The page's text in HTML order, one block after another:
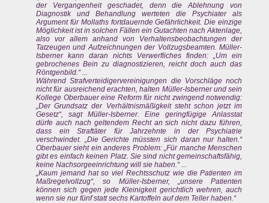
der Vergangenheit geschadet, denn die Ablehnung von
Diagnostik und Behandlung werteten die Psychiater als
Argument für Mollaths fortdauernde Gefährlichkeit. Die einzige
Möglichkeit ist in solchen Fällen ein Gutachten nach Aktenlage,
also vor allem anhand von Verhaltensbeobachtungen der
Tatzeugen und Aufzeichnungen der Vollzugsbeamten. Müller-
Isberner kann daran nichts Verwerfliches finden: „Um ein
gebrochenes Bein zu diagnostizieren, reicht doch auch das
Röntgenbild.“ ...
Während Strafverteidigervereinigungen die Vorschläge noch
nicht für ausreichend erachten, halten Müller-Isberner und sein
Kollege Oberbauer eine Reform für nicht zwingend notwendig:
„Der Grundsatz der Verhältnismäßigkeit steht schon jetzt im
Gesetz“, sagt Müller-Isberner. Eine geringfügige Anlasstat
dürfe auch nach geltendem Recht an sich nicht dazu führen,
dass ein Straftäter für Jahrzehnte in der Psychiatrie
verschwindet. „Die Gerichte müssten sich daran nur halten.“
Oberbauer sieht ein anderes Problem: „Für manche Menschen
gibt es einfach keinen Platz. Sie sind nicht gemeinschaftsfähig,
keine Nachsorgeeinrichtung will sie haben.“ ...
„Kaum jemand hat so viel Rechtsschutz wie die Patienten im
Maßregelvollzug“, so Müller-Isberner, „unsere Patienten
können sich gegen jede Kleinigkeit gerichtlich wehren, auch
wenn sie nur fünf statt sechs Kartoffeln auf dem Teller haben.“